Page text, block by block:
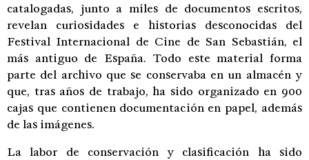
catalogadas, junto a miles de documentos escritos,
revelan curiosidades e historias desconocidas del
Festival Internacional de Cine de San Sebastián, el
más antiguo de España. Todo este material forma
parte del archivo que se conservaba en un almacén y
que, tras años de trabajo, ha sido organizado en 900
cajas que contienen documentación en papel, además
de las imágenes.
La labor de conservación y clasificación ha sido